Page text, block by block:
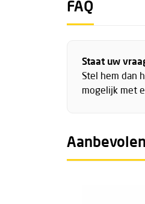
FAQ
Staat uw
Stel hem dan
mogelijk met